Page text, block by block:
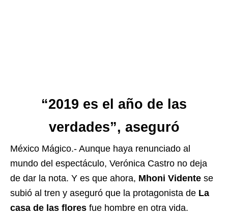
“2019 es el año de las
verdades”, aseguró
México Mágico.- Aunque haya renunciado al
mundo del espectáculo, Verónica Castro no deja
de dar la nota. Y es que ahora, Mhoni Vidente se
subió al tren y aseguró que la protagonista de La
casa de las flores fue hombre en otra vida.